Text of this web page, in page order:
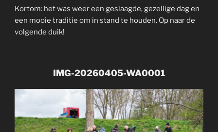
Kortom: het was weer een geslaagde, gezellige dag en
een mooie traditie om in stand te houden. Op naar de
volgende duik!
IMG-20260405-WA0001